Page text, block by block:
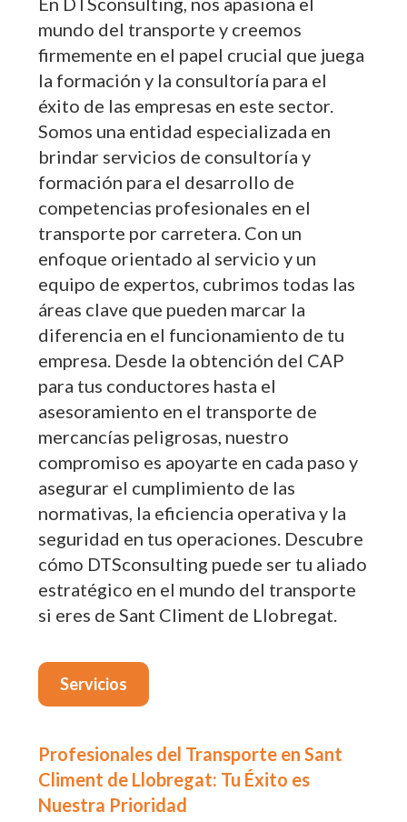
mundo del transporte y creemos
firmemente en el papel crucial que juega
la formación y la consultoría para el
éxito de las empresas en este sector.
Somos una entidad especializada en
brindar servicios de consultoría y
formación para el desarrollo de
competencias profesionales en el
transporte por carretera. Con un
enfoque orientado al servicio y un
equipo de expertos, cubrimos todas las
áreas clave que pueden marcar la
diferencia en el funcionamiento de tu
empresa. Desde la obtención del CAP
para tus conductores hasta el
asesoramiento en el transporte de
mercancías peligrosas, nuestro
compromiso es apoyarte en cada paso y
asegurar el cumplimiento de las
normativas, la eficiencia operativa y la
seguridad en tus operaciones. Descubre
cómo DTSconsulting puede ser tu aliado
estratégico en el mundo del transporte
si eres de Sant Climent de Llobregat.
Servicios
Profesionales del Transporte en Sant
Climent de Llobregat: Tu Éxito es
Nuestra Prioridad